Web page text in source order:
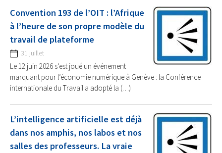
Convention 193 de l’OIT : l’Afrique
à l’heure de son propre modèle du
travail de plateforme
31 juillet
Le 12 juin 2026 s’est joué un événement
marquant pour l’économie numérique à Genève : la Conférence
internationale du Travail a adopté la (…)
L’intelligence artificielle est déjà
dans nos amphis, nos labos et nos
salles des professeurs. La vraie